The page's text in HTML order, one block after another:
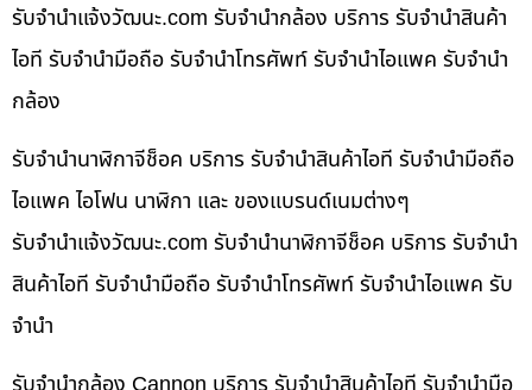
รับจํานําแจ้งวัฒนะ.com รับจำนำกล้อง บริการ รับจำนำสินค้า
ไอที รับจำนำมือถือ รับจำนำโทรศัพท์ รับจำนำไอแพค รับจำนำ
กล้อง
รับจำนำนาฬิกาจีช็อค บริการ รับจำนำสินค้าไอที รับจำนำมือถือ
ไอแพค ไอโฟน นาฬิกา และ ของแบรนด์เนมต่างๆ
รับจํานําแจ้งวัฒนะ.com รับจำนำนาฬิกาจีช็อค บริการ รับจำนำ
สินค้าไอที รับจำนำมือถือ รับจำนำโทรศัพท์ รับจำนำไอแพค รับ
จำนำ